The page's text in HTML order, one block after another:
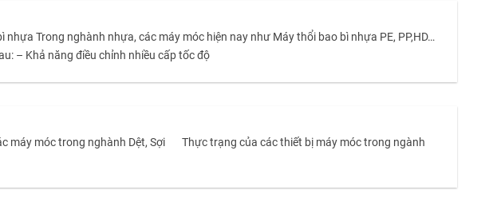
Trong nghành nhựa, các máy móc hiện nay như Máy thổi bao bì nhựa PE, PP,HD…
– Khả năng điều chỉnh nhiều cấp tốc độ
trong nghành Dệt, Sợi Thực trạng của các thiết bị máy móc trong ngành